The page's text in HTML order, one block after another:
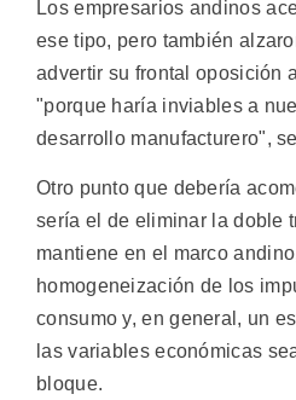
Los empresarios andinos
ese tipo, pero también
advertir su frontal oposición
"porque haría inviables a
desarrollo manufacturero",
Otro punto que debería
sería el de eliminar la doble
mantiene en el marco
homogeneización de los
consumo y, en general, un
las variables económicas
bloque.